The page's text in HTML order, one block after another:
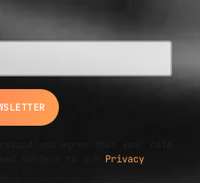
Privacy